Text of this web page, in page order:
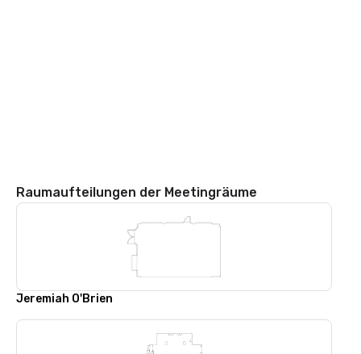
Raumaufteilungen der Meetingräume
Jeremiah O'Brien